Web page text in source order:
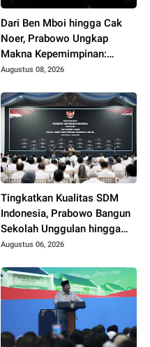
Dari Ben Mboi hingga Cak
Noer, Prabowo Ungkap
Makna Kepemimpinan:
Bekerja, Cintai Rakyat &
Augustus 08, 2026
Tingkatkan Kualitas SDM
Indonesia, Prabowo Bangun
Sekolah Unggulan hingga
Undang Universitas Terbaik
Augustus 06, 2026